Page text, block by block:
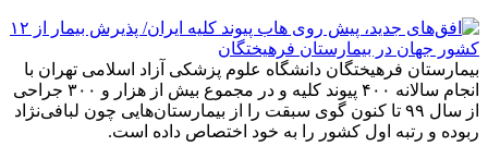
بیمارستان فرهیختگان دانشگاه علوم پزشکی آزاد اسلامی تهران با
انجام سالانه ۴۰۰ پیوند کلیه و در مجموع بیش از هزار و ۳۰۰ جراحی
از سال ۹۹ تا کنون گوی سبقت را از بیمارستان‌هایی چون لبافی‌نژاد
ربوده و رتبه اول کشور را به خود اختصاص داده است.